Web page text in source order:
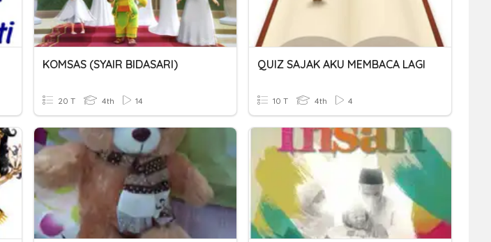
KOMSAS (SYAIR BIDASARI)
20 T 4th 14
QUIZ SAJAK AKU MEMBACA LAGI
10 T 4th 4